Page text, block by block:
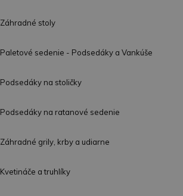
Záhradné stoly
Paletové sedenie - Podsedáky a Vankúše
Podsedáky na stoličky
Podsedáky na ratanové sedenie
Záhradné grily, krby a udiarne
Kvetináče a truhlíky